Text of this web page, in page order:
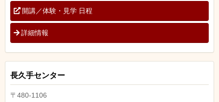
開講／体験・見学 日程
詳細情報
長久手センター
〒480-1106